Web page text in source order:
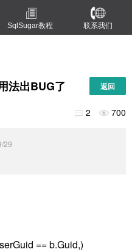
SqlSugar教程 联系我们
法出BUG了 返回
 2  700
29
== b.Guid,)